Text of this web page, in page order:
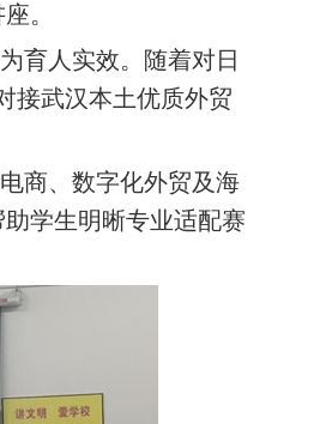
。
育人实效。随着对日
接武汉本土优质外贸
商、数字化外贸及海
学生明晰专业适配赛